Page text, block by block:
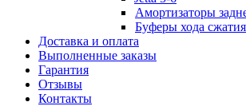
Амортизаторы
Буферы хода сжатия
Доставка и оплата
Выполненные заказы
Гарантия
Отзывы
Контакты